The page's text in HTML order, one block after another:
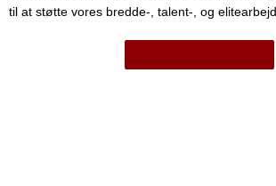
til at støtte vores bredde-, talent-, og